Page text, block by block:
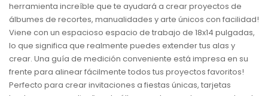
herramienta increíble que te ayudará a crear proyectos de
álbumes de recortes, manualidades y arte únicos con facilidad!
Viene con un espacioso espacio de trabajo de 18x14 pulgadas,
lo que significa que realmente puedes extender tus alas y
crear. Una guía de medición conveniente está impresa en su
frente para alinear fácilmente todos tus proyectos favoritos!
Perfecto para crear invitaciones a fiestas únicas, tarjetas